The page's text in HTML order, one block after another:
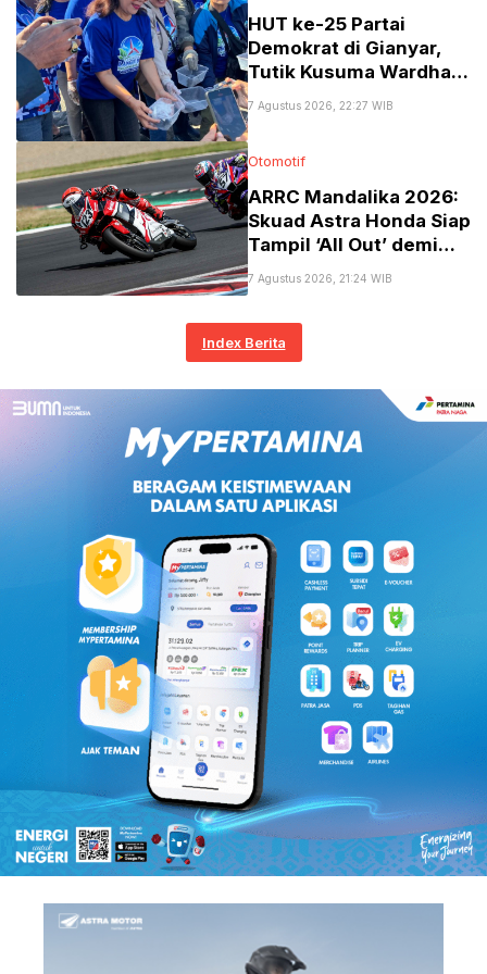
HUT ke-25 Partai
Demokrat di Gianyar,
Tutik Kusuma Wardhani
Tekankan Pentingnya
7 Agustus 2026, 22:27 WIB
Otomotif
​ARRC Mandalika 2026:
Skuad Astra Honda Siap
Tampil ‘All Out’ demi
7 Agustus 2026, 21:24 WIB
Index Berita